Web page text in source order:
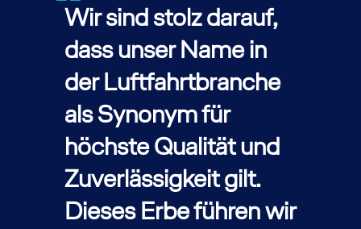
Wir sind stolz darauf,
dass unser Name in
der Luftfahrtbranche
als Synonym für
höchste Qualität und
Zuverlässigkeit gilt.
Dieses Erbe führen wir